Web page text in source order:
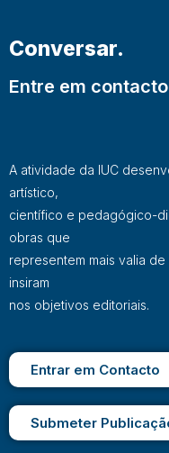
Conversar.
Entre em
A atividade da IUC
artístico,
científico e pedagógico-
obras que
representem mais valia
insiram
nos objetivos editoriais.
Entrar em Contacto
Submeter